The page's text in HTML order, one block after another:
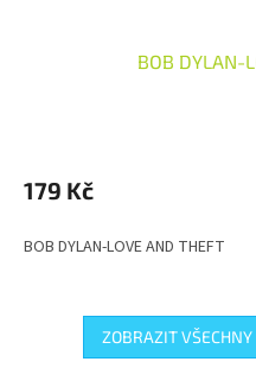
BOB DYLAN-
179 Kč
BOB DYLAN-LOVE AND THEFT
ZOBRAZIT VŠECHNY